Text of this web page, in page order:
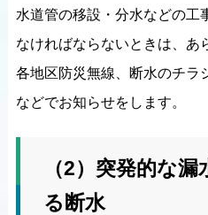
水道管の移設・分水などの工
なければならないときは、あ
各地区防災無線、断水のチラ
などでお知らせをします。
（2）突発的な
る断水